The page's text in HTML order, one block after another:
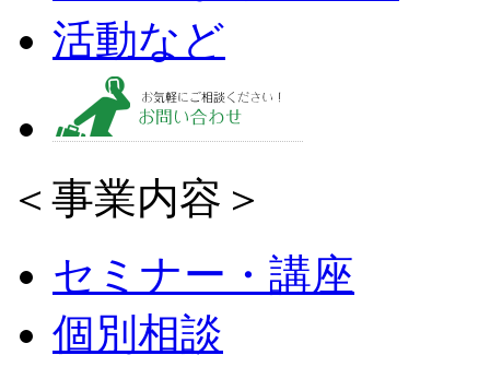
＜事業内容＞
セミナー・講座
個別相談